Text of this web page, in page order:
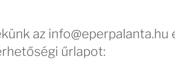
az info@eperpalanta.hu
űrlapot: